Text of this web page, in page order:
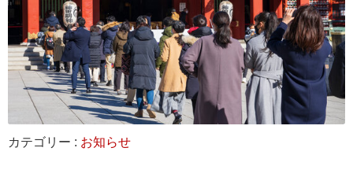
カテゴリー : お知らせ